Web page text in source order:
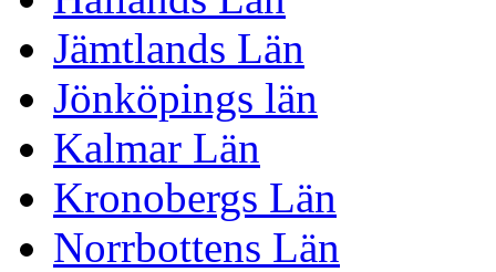
Jämtlands Län
Jönköpings län
Kalmar Län
Kronobergs Län
Norrbottens Län